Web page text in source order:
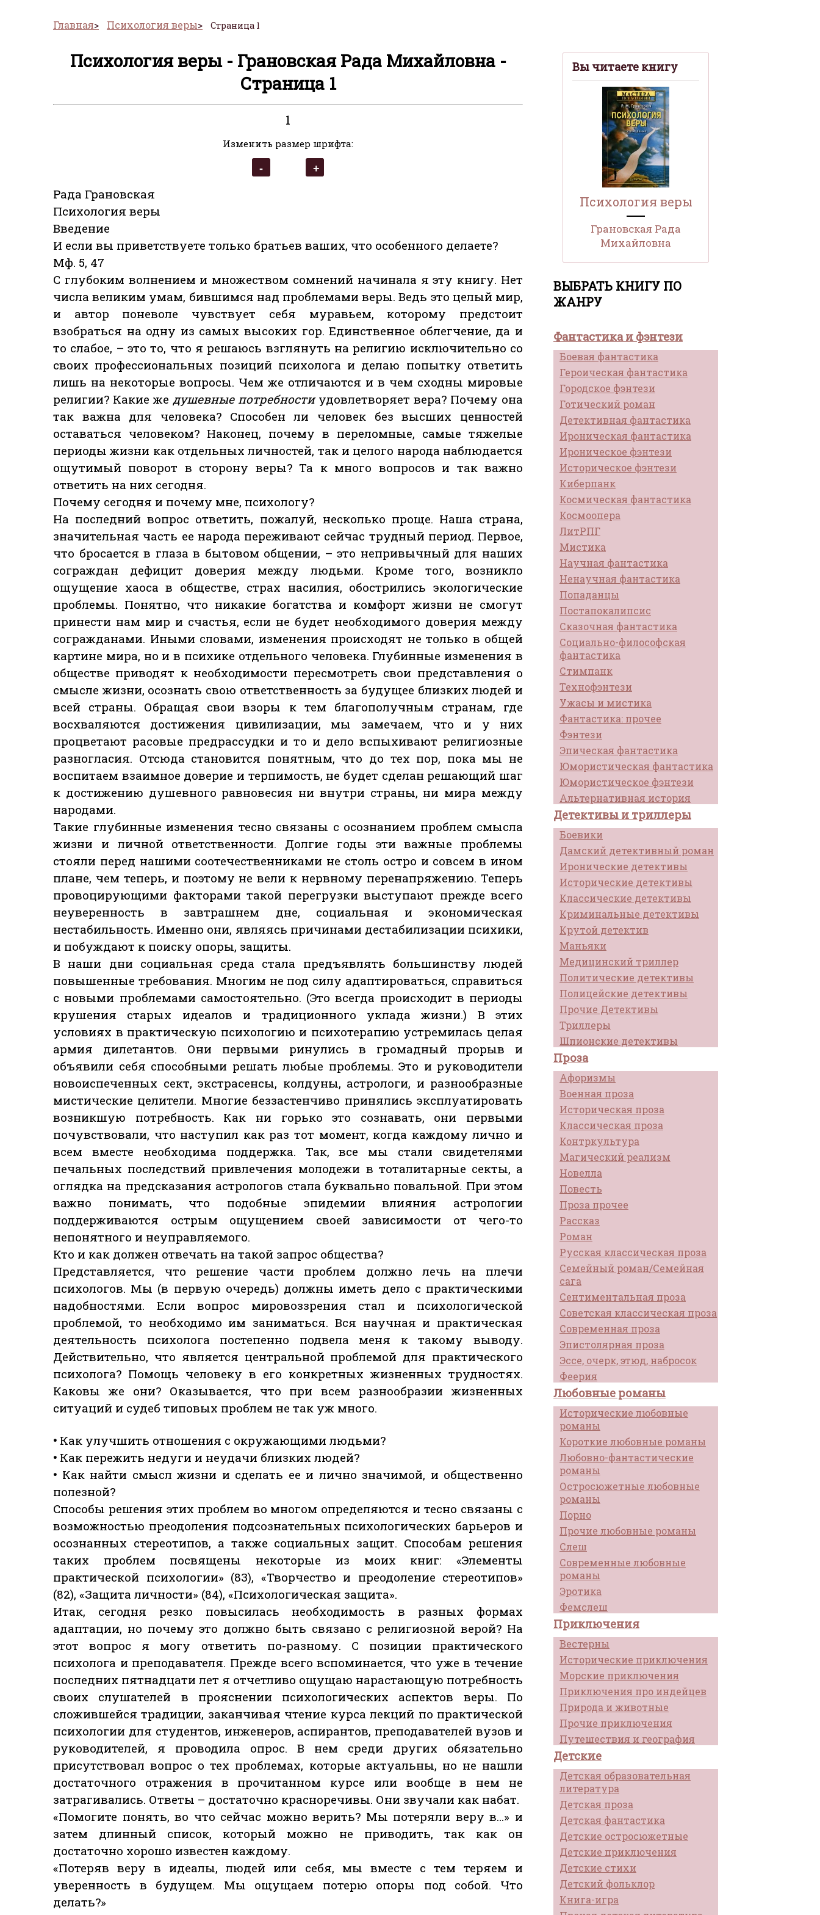
Главная Психология веры Страница 1
Вы читаете книгу
Психология веры
Грановская Рада
Михайловна
ВЫБРАТЬ КНИГУ ПО
ЖАНРУ
Фантастика и фэнтези
Боевая фантастика
Героическая фантастика
Городское фэнтези
Готический роман
Детективная фантастика
Ироническая фантастика
Ироническое фэнтези
Историческое фэнтези
Киберпанк
Космическая фантастика
Космоопера
ЛитРПГ
Мистика
Научная фантастика
Ненаучная фантастика
Попаданцы
Постапокалипсис
Сказочная фантастика
Социально-философская
фантастика
Стимпанк
Технофэнтези
Ужасы и мистика
Фантастика: прочее
Фэнтези
Эпическая фантастика
Юмористическая фантастика
Юмористическое фэнтези
Альтернативная история
Детективы и триллеры
Боевики
Дамский детективный роман
Иронические детективы
Исторические детективы
Классические детективы
Криминальные детективы
Крутой детектив
Маньяки
Медицинский триллер
Политические детективы
Полицейские детективы
Прочие Детективы
Триллеры
Шпионские детективы
Проза
Афоризмы
Военная проза
Историческая проза
Классическая проза
Контркультура
Магический реализм
Новелла
Повесть
Проза прочее
Рассказ
Роман
Русская классическая проза
Семейный роман/Семейная
сага
Сентиментальная проза
Советская классическая проза
Современная проза
Эпистолярная проза
Эссе, очерк, этюд, набросок
Феерия
Любовные романы
Исторические любовные
романы
Короткие любовные романы
Любовно-фантастические
романы
Остросюжетные любовные
романы
Порно
Прочие любовные романы
Слеш
Современные любовные
романы
Эротика
Фемслеш
Приключения
Вестерны
Исторические приключения
Морские приключения
Приключения про индейцев
Природа и животные
Прочие приключения
Путешествия и география
Детские
Детская образовательная
литература
Детская проза
Детская фантастика
Детские остросюжетные
Детские приключения
Детские стихи
Детский фольклор
Книга-игра
Психология веры - Грановская Рада Михайловна -
Страница 1
1
Изменить размер шрифта:
Pада Грановская
Психология веры
Введение
И если вы приветствуете только братьев ваших, что особенного делаете?
Мф. 5, 47
С глубоким волнением и множеством сомнений начинала я эту книгу. Нет
числа великим умам, бившимся над проблемами веры. Ведь это целый мир,
и автор поневоле чувствует себя муравьем, которому предстоит
взобраться на одну из самых высоких гор. Единственное облегчение, да и
то слабое, – это то, что я решаюсь взглянуть на религию исключительно со
своих профессиональных позиций психолога и делаю попытку ответить
лишь на некоторые вопросы. Чем же отличаются и в чем сходны мировые
религии? Какие же душевные потребностиудовлетворяет вера? Почему она
так важна для человека? Способен ли человек без высших ценностей
оставаться человеком? Наконец, почему в переломные, самые тяжелые
периоды жизни как отдельных личностей, так и целого народа наблюдается
ощутимый поворот в сторону веры? Та к много вопросов и так важно
ответить на них сегодня.
Почему сегодня и почему мне, психологу?
На последний вопрос ответить, пожалуй, несколько проще. Наша страна,
значительная часть ее народа переживают сейчас трудный период. Первое,
что бросается в глаза в бытовом общении, – это непривычный для наших
сограждан дефицит доверия между людьми. Кроме того, возникло
ощущение хаоса в обществе, страх насилия, обострились экологические
проблемы. Понятно, что никакие богатства и комфорт жизни не смогут
принести нам мир и счастья, если не будет необходимого доверия между
согражданами. Иными словами, изменения происходят не только в общей
картине мира, но и в психике отдельного человека. Глубинные изменения в
обществе приводят к необходимости пересмотреть свои представления о
смысле жизни, осознать свою ответственность за будущее близких людей и
всей страны. Обращая свои взоры к тем благополучным странам, где
восхваляются достижения цивилизации, мы замечаем, что и у них
процветают расовые предрассудки и то и дело вспыхивают религиозные
разногласия. Отсюда становится понятным, что до тех пор, пока мы не
воспитаем взаимное доверие и терпимость, не будет сделан решающий шаг
к достижению душевного равновесия ни внутри страны, ни мира между
народами.
Такие глубинные изменения тесно связаны с осознанием проблем смысла
жизни и личной ответственности. Долгие годы эти важные проблемы
стояли перед нашими соотечественниками не столь остро и совсем в ином
плане, чем теперь, и поэтому не вели к нервному перенапряжению. Теперь
провоцирующими факторами такой перегрузки выступают прежде всего
неуверенность в завтрашнем дне, социальная и экономическая
нестабильность. Именно они, являясь причинами дестабилизации психики,
и побуждают к поиску опоры, защиты.
В наши дни социальная среда стала предъявлять большинству людей
повышенные требования. Многим не под силу адаптироваться, справиться
с новыми проблемами самостоятельно. (Это всегда происходит в периоды
крушения старых идеалов и традиционного уклада жизни.) В этих
условиях в практическую психологию и психотерапию устремилась целая
армия дилетантов. Они первыми ринулись в громадный прорыв и
объявили себя способными решать любые проблемы. Это и руководители
новоиспеченных сект, экстрасенсы, колдуны, астрологи, и разнообразные
мистические целители. Многие беззастенчиво принялись эксплуатировать
возникшую потребность. Как ни горько это сознавать, они первыми
почувствовали, что наступил как раз тот момент, когда каждому лично и
всем вместе необходима поддержка. Так, все мы стали свидетелями
печальных последствий привлечения молодежи в тоталитарные секты, а
оглядка на предсказания астрологов стала буквально повальной. При этом
важно понимать, что подобные эпидемии влияния астрологии
поддерживаются острым ощущением своей зависимости от чего-то
непонятного и неуправляемого.
Кто и как должен отвечать на такой запрос общества?
Представляется, что решение части проблем должно лечь на плечи
психологов. Мы (в первую очередь) должны иметь дело с практическими
надобностями. Если вопрос мировоззрения стал и психологической
проблемой, то необходимо им заниматься. Вся научная и практическая
деятельность психолога постепенно подвела меня к такому выводу.
Действительно, что является центральной проблемой для практического
психолога? Помощь человеку в его конкретных жизненных трудностях.
Каковы же они? Оказывается, что при всем разнообразии жизненных
ситуаций и судеб типовых проблем не так уж много.
• Как улучшить отношения с окружающими людьми?
• Как пережить недуги и неудачи близких людей?
• Как найти смысл жизни и сделать ее и лично значимой, и общественно
полезной?
Способы решения этих проблем во многом определяются и тесно связаны с
возможностью преодоления подсознательных психологических барьеров и
осознанных стереотипов, а также социальных защит. Способам решения
таких проблем посвящены некоторые из моих книг: «Элементы
практической психологии» (83), «Творчество и преодоление стереотипов»
(82), «Защита личности» (84), «Психологическая защита».
Итак, сегодня резко повысилась необходимость в разных формах
адаптации, но почему это должно быть связано с религиозной верой? На
этот вопрос я могу ответить по-разному. С позиции практического
психолога и преподавателя. Прежде всего вспоминается, что уже в течение
последних пятнадцати лет я отчетливо ощущаю нарастающую потребность
своих слушателей в прояснении психологических аспектов веры. По
сложившейся традиции, заканчивая чтение курса лекций по практической
психологии для студентов, инженеров, аспирантов, преподавателей вузов и
руководителей, я проводила опрос. В нем среди других обязательно
присутствовал вопрос о тех проблемах, которые актуальны, но не нашли
достаточного отражения в прочитанном курсе или вообще в нем не
затрагивались. Ответы – достаточно красноречивы. Они звучали как набат.
«Помогите понять, во что сейчас можно верить? Мы потеряли веру в…» и
затем длинный список, который можно не приводить, так как он
достаточно хорошо известен каждому.
«Потеряв веру в идеалы, людей или себя, мы вместе с тем теряем и
уверенность в будущем. Мы ощущаем потерю опоры под собой. Что
делать?»